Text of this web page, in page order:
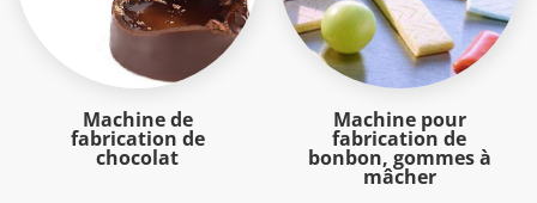
Machine de
fabrication de
chocolat
Machine pour
fabrication de
bonbon, gommes à
mâcher